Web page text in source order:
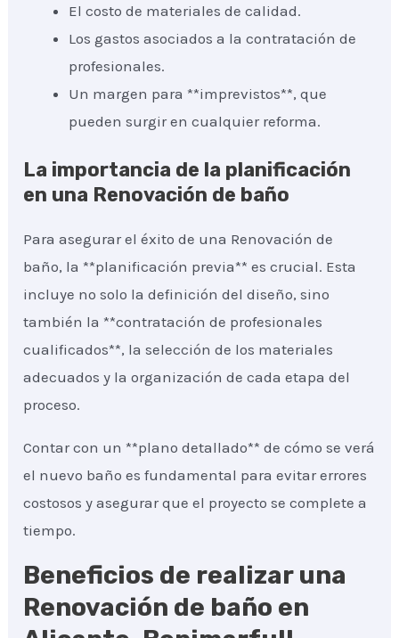
El costo de materiales de calidad.
Los gastos asociados a la contratación de
profesionales.
Un margen para **imprevistos**, que
pueden surgir en cualquier reforma.
La importancia de la planificación
en una Renovación de baño
Para asegurar el éxito de una Renovación de
baño, la **planificación previa** es crucial. Esta
incluye no solo la definición del diseño, sino
también la **contratación de profesionales
cualificados**, la selección de los materiales
adecuados y la organización de cada etapa del
proceso.
Contar con un **plano detallado** de cómo se verá
el nuevo baño es fundamental para evitar errores
costosos y asegurar que el proyecto se complete a
tiempo.
Beneficios de realizar una
Renovación de baño en